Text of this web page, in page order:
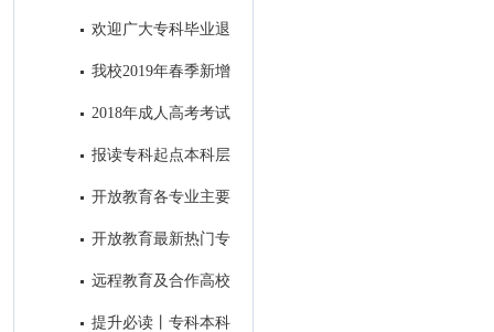
后，如何进行学籍/学历的查询
欢迎广大专科毕业退
役军人免试进入我校参加成人本
我校2019年春季新增
合作高校——中国地质大学
2018年成人高考考试
报读专科起点本科层
次的学生前置学历的真实性审核
开放教育各专业主要
开放教育最新热门专
远程教育及合作高校
提升必读丨专科本科